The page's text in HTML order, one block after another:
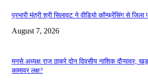
प्रभारी मंत्री श्री सिलावट ने वीडियो कॉन्फ्रेंसिंग से
August 7, 2026
मनसे अध्यक्ष राज ठाकरे दोन दिवसीय नाशिक दौऱ्यावर;
कामावर लक्ष?